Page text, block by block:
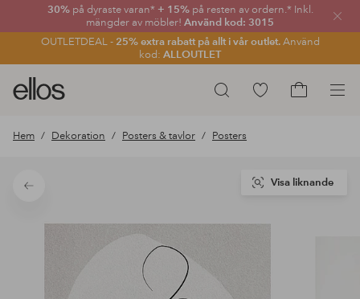
30% på dyraste varan* + 15% på resten av ordern.* Inkl.
mängder av möbler! Använd kod: 3015
OUTLETDEAL - 25% extra rabatt på allt i vår outlet.Använd
kod: ALLOUTLET
Sök
Ellos
logotyp
gå
förstasidan
Gå
Hem Dekoration Posters & tavlor Posters
Tillbaka
Visa liknande